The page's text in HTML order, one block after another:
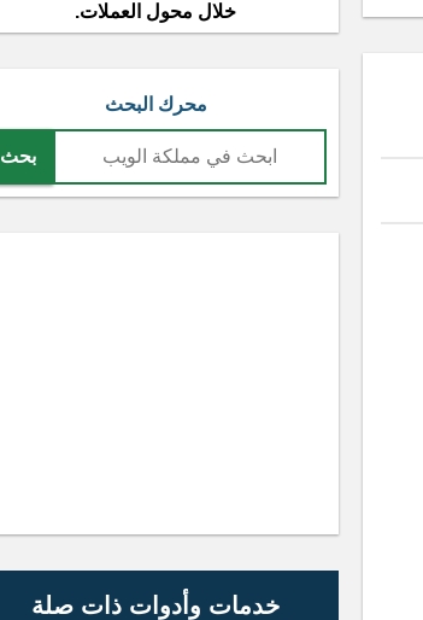
خلال محول العملات.
محرك البحث
بحث
خدمات وأدوات ذات صلة